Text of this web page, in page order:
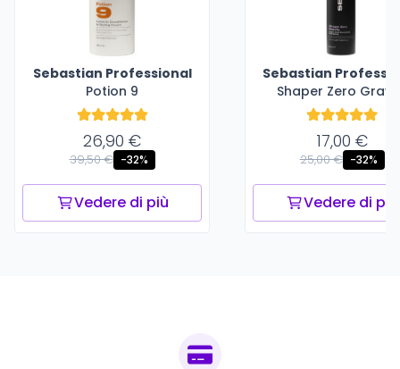
Sebastian Professional
Potion 9
26,90 €
39,50 € -32%
Vedere di più
Sebastian
Shaper Zero
17,00 €
25,00 € -32%
Vedere di più